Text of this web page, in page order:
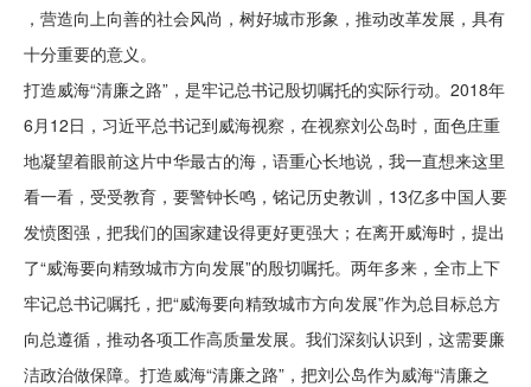
，营造向上向善的社会风尚，树好城市形象，推动改革发展，具有
十分重要的意义。
打造威海“清廉之路”，是牢记总书记殷切嘱托的实际行动。2018年
6月12日，习近平总书记到威海视察，在视察刘公岛时，面色庄重
地凝望着眼前这片中华最古的海，语重心长地说，我一直想来这里
看一看，受受教育，要警钟长鸣，铭记历史教训，13亿多中国人要
发愤图强，把我们的国家建设得更好更强大；在离开威海时，提出
了“威海要向精致城市方向发展”的殷切嘱托。两年多来，全市上下
牢记总书记嘱托，把“威海要向精致城市方向发展”作为总目标总方
向总遵循，推动各项工作高质量发展。我们深刻认识到，这需要廉
洁政治做保障。打造威海“清廉之路”，把刘公岛作为威海“清廉之